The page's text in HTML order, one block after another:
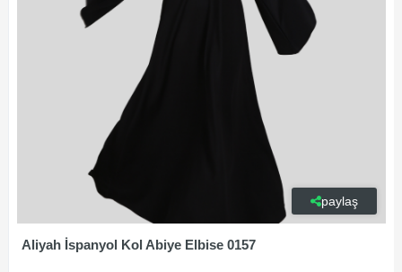
paylaş
Aliyah İspanyol Kol Abiye Elbise 0157